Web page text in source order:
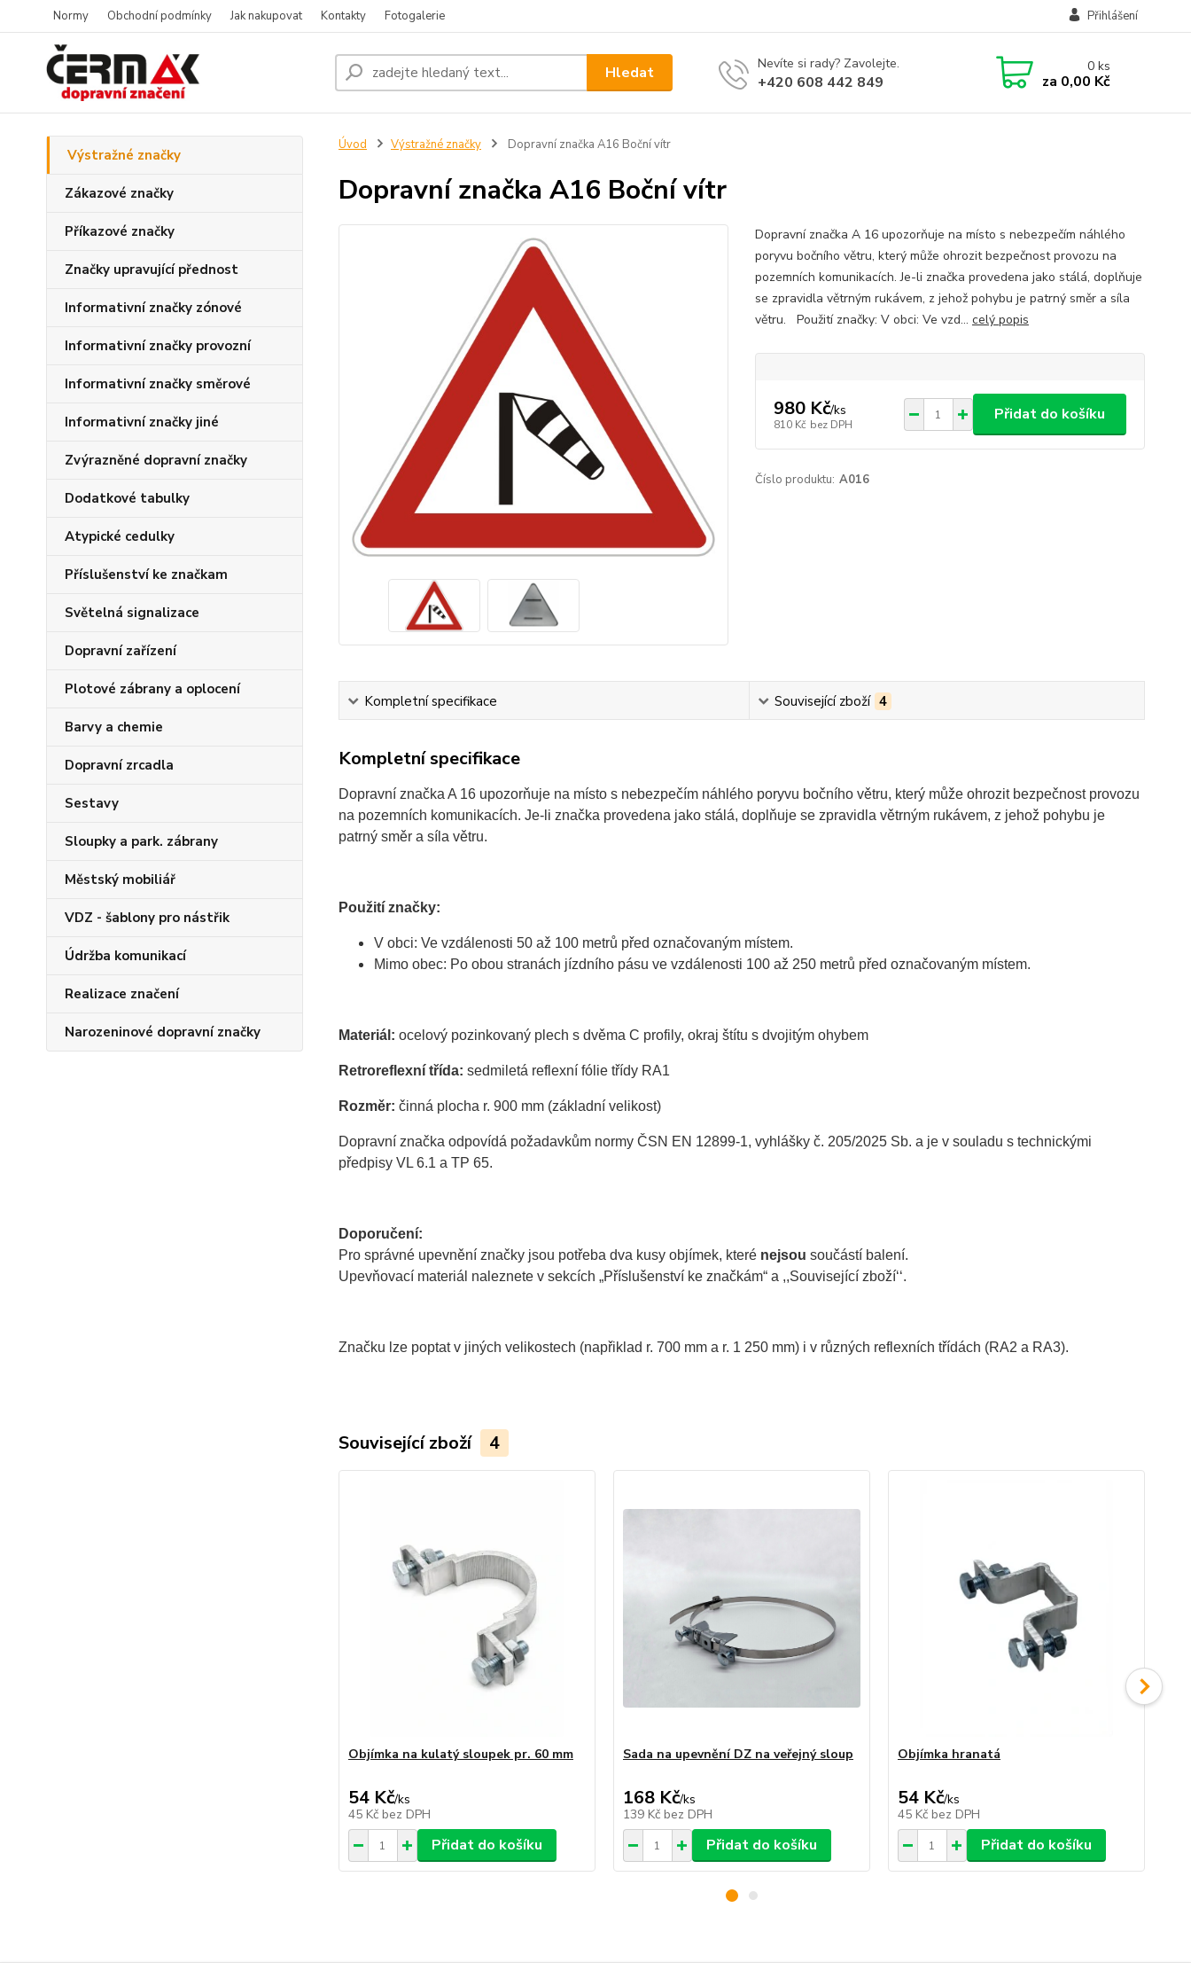
Normy Obchodní podmínky Jak nakupovat Kontakty Fotogalerie Přihlášení
Hledat Nevíte si rady? Zavolejte.
+420 608 442 849
0ks
za 0,00 Kč
Výstražné značky
Zákazové značky
Příkazové značky
Značky upravující přednost
Informativní značky zónové
Informativní značky provozní
Informativní značky směrové
Informativní značky jiné
Zvýrazněné dopravní značky
Dodatkové tabulky
Atypické cedulky
Příslušenství ke značkam
Světelná signalizace
Dopravní zařízení
Plotové zábrany a oplocení
Barvy a chemie
Dopravní zrcadla
Sestavy
Sloupky a park. zábrany
Městský mobiliář
VDZ - šablony pro nástřik
Údržba komunikací
Realizace značení
Narozeninové dopravní značky
Úvod Výstražné značky Dopravní značka A16 Boční vítr
Dopravní značka A16 Boční vítr
Dopravní značka A 16 upozorňuje na místo s nebezpečím náhlého
poryvu bočního větru, který může ohrozit bezpečnost provozu na
pozemních komunikacích. Je-li značka provedena jako stálá, doplňuje
se zpravidla větrným rukávem, z jehož pohybu je patrný směr a síla
větru. Použití značky: V obci: Ve vzd... celý popis
980 Kč/ks
810 Kč bez DPH
Přidat do košíku
Číslo produktu: A016
Kompletní specifikace Související zboží 4
Kompletní specifikace
Dopravní značka A 16 upozorňuje na místo s nebezpečím náhlého poryvu bočního větru, který může ohrozit bezpečnost provozu
na pozemních komunikacích. Je-li značka provedena jako stálá, doplňuje se zpravidla větrným rukávem, z jehož pohybu je
patrný směr a síla větru.
Použití značky:
V obci: Ve vzdálenosti 50 až 100 metrů před označovaným místem.
Mimo obec: Po obou stranách jízdního pásu ve vzdálenosti 100 až 250 metrů před označovaným místem.
Materiál: ocelový pozinkovaný plech s dvěma C profily, okraj štítu s dvojitým ohybem
Retroreflexní třída: sedmiletá reflexní fólie třídy RA1
Rozměr: činná plocha r. 900 mm (základní velikost)
Dopravní značka odpovídá požadavkům normy ČSN EN 12899-1, vyhlášky č. 205/2025 Sb. a je v souladu s technickými
předpisy VL 6.1 a TP 65.
Doporučení:
Pro správné upevnění značky jsou potřeba dva kusy objímek, které nejsou součástí balení.
Upevňovací materiál naleznete v sekcích „Příslušenství ke značkám“ a ,,Související zboží‘‘.
Značku lze poptat v jiných velikostech (napřiklad r. 700 mm a r. 1 250 mm) i v různých reflexních třídách (RA2 a RA3).
Související zboží 4
Objímka na kulatý sloupek pr. 60 mm
54 Kč/ks
45 Kč bez DPH
Přidat do košíku
Sada na upevnění DZ na veřejný sloup
168 Kč/ks
139 Kč bez DPH
Přidat do košíku
Objímka hranatá
54 Kč/ks
45 Kč bez DPH
Přidat do košíku